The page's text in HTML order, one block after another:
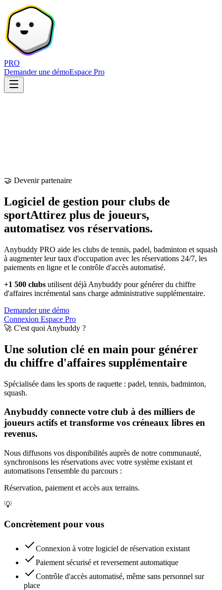
PRO
Demander une démoEspace Pro
🤝 Devenir partenaire
Logiciel de gestion pour clubs de
sportAttirez plus de joueurs,
automatisez vos réservations.
Anybuddy PRO aide les clubs de tennis, padel, badminton et squash
à augmenter leur taux d'occupation avec les réservations 24/7, les
paiements en ligne et le contrôle d'accès automatisé.
+1 500 clubs utilisent déjà Anybuddy pour générer du chiffre
d'affaires incrémental sans charge administrative supplémentaire.
Demander une démo
Connexion Espace Pro
🚀 C'est quoi Anybuddy ?
Une solution clé en main pour générer
du chiffre d'affaires supplémentaire
Spécialisée dans les sports de raquette : padel, tennis, badminton,
squash.
Anybuddy connecte votre club à des milliers de
joueurs actifs et transforme vos créneaux libres en
revenus.
Nous diffusons vos disponibilités auprès de notre communauté,
synchronisons les réservations avec votre système existant et
automatisons l'ensemble du parcours :
Réservation, paiement et accès aux terrains.
💡
Concrètement pour vous
Connexion à votre logiciel de réservation existant
Paiement sécurisé et reversement automatique
Contrôle d'accès automatisé, même sans personnel sur
place